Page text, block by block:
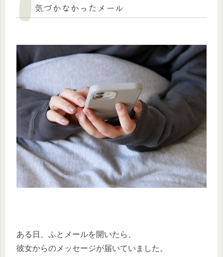
気づかなかったメール
ある日、ふとメールを開いたら、
彼女からのメッセージが届いていました。